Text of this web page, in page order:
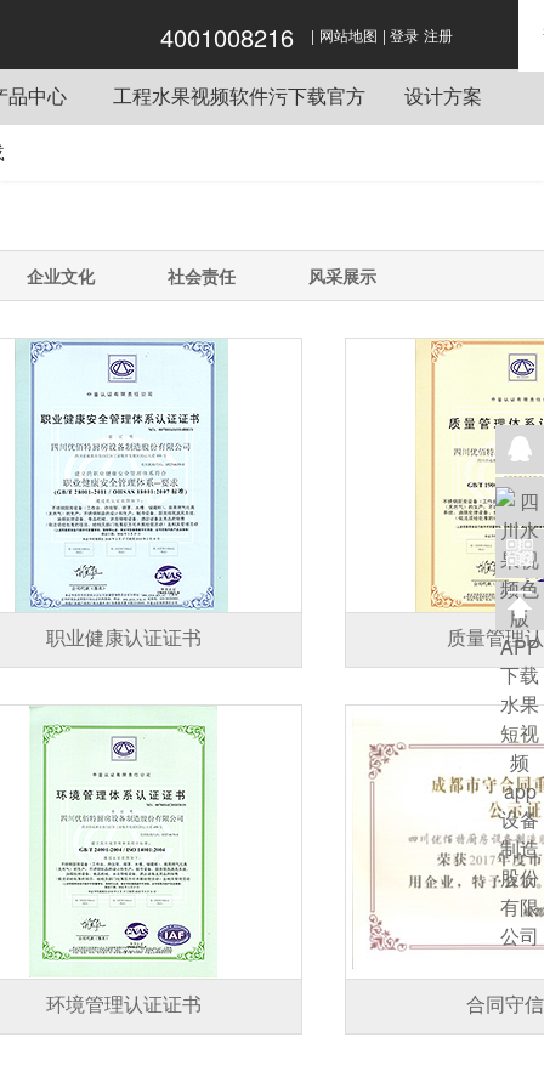
水果视频色版APP下载,水果短视频app,水果
视频黄手机在线,水果视频软件污下载官方
4001008216 | 网站地图 | 登录 注册
品中心
灶
统
视频app用车
工程水果视频软件污下载官方
企业水果短视频app工程项目
学校水果短视频app工程项目
设计方案
企业文化 社会责任 风采展示
职业健康认证证书 质量管理
环境管理认证证书 合同守